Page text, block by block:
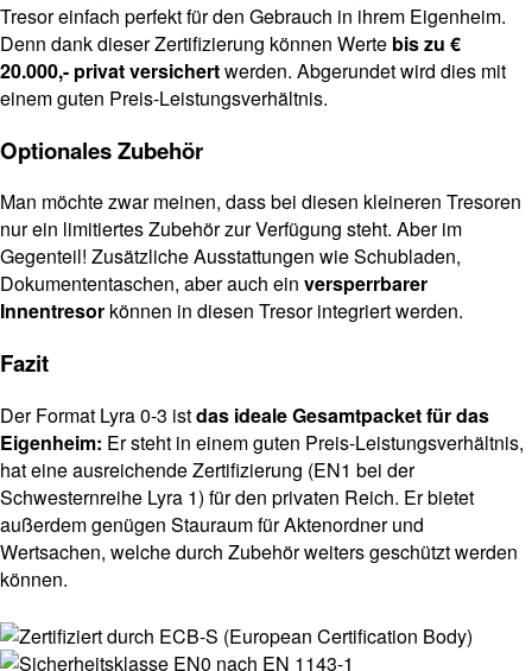
Tresor einfach perfekt für den Gebrauch in ihrem Eigenheim.
Denn dank dieser Zertifizierung können Werte bis zu €
20.000,- privatversichertwerden. Abgerundet wird dies mit
einem guten Preis-Leistungsverhältnis.
Optionales Zubehör
Man möchte zwar meinen, dass bei diesen kleineren Tresoren
nur ein limitiertes Zubehör zur Verfügung steht. Aber im
Gegenteil! Zusätzliche Ausstattungen wie Schubladen,
Dokumententaschen, aber auch ein versperrbarer
Innentresor können in diesen Tresor integriert werden.
Fazit
Der Format Lyra 0-3 istdas ideale Gesamtpacket für das
Eigenheim: Er steht in einem guten Preis-Leistungsverhältnis,
hat eine ausreichende Zertifizierung (EN1 bei der
Schwesternreihe Lyra 1) für den privaten Reich. Er bietet
außerdem genügen Stauraum für Aktenordner und
Wertsachen, welche durch Zubehör weiters geschützt werden
können.